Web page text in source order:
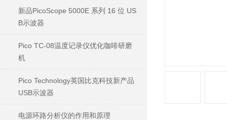
新品PicoScope 5000E 系列 16 位 US
B示波器
Pico TC-08温度记录仪优化咖啡研磨
机
Pico Technology英国比克科技新产品
USB示波器
电源环路分析仪的作用和原理